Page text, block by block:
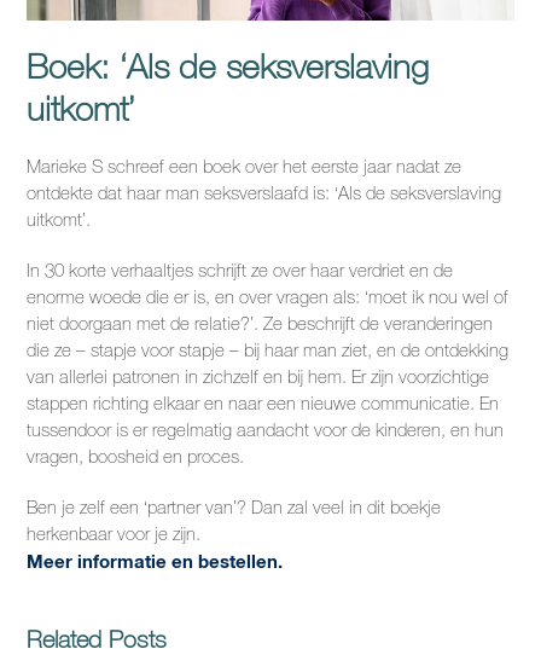
Boek: ‘Als de seksverslaving
uitkomt’
Marieke S schreef een boek over het eerste jaar nadat ze
ontdekte dat haar man seksverslaafd is: ‘Als de seksverslaving
uitkomt’.
In 30 korte verhaaltjes schrijft ze over haar verdriet en de
enorme woede die er is, en over vragen als: ‘moet ik nou wel of
niet doorgaan met de relatie?’. Ze beschrijft de veranderingen
die ze – stapje voor stapje – bij haar man ziet, en de ontdekking
van allerlei patronen in zichzelf en bij hem. Er zijn voorzichtige
stappen richting elkaar en naar een nieuwe communicatie. En
tussendoor is er regelmatig aandacht voor de kinderen, en hun
vragen, boosheid en proces.
Ben je zelf een ‘partner van’? Dan zal veel in dit boekje
herkenbaar voor je zijn.
Meer informatie en bestellen.
Related Posts